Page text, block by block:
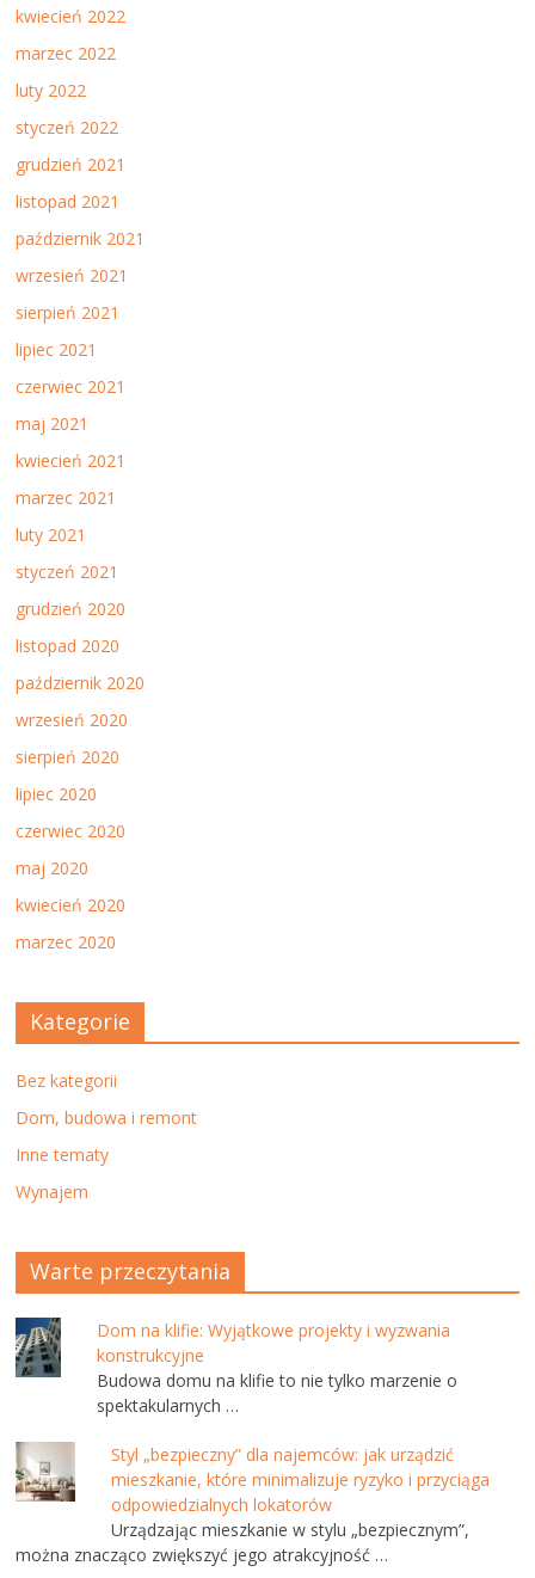
kwiecień 2022
marzec 2022
luty 2022
styczeń 2022
grudzień 2021
listopad 2021
październik 2021
wrzesień 2021
sierpień 2021
lipiec 2021
czerwiec 2021
maj 2021
kwiecień 2021
marzec 2021
luty 2021
styczeń 2021
grudzień 2020
listopad 2020
październik 2020
wrzesień 2020
sierpień 2020
lipiec 2020
czerwiec 2020
maj 2020
kwiecień 2020
marzec 2020
Kategorie
Bez kategorii
Dom, budowa i remont
Inne tematy
Wynajem
Warte przeczytania
Dom na klifie: Wyjątkowe projekty i wyzwania
konstrukcyjne
Budowa domu na klifie to nie tylko marzenie o
spektakularnych …
Styl „bezpieczny” dla najemców: jak urządzić
mieszkanie, które minimalizuje ryzyko i przyciąga
odpowiedzialnych lokatorów
Urządzając mieszkanie w stylu „bezpiecznym”,
można znacząco zwiększyć jego atrakcyjność …